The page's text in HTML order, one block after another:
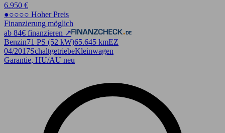
6.950 €
●○○○○ Hoher Preis
Finanzierung möglich
ab 84€ finanzieren ↗
Benzin71 PS (52 kW)65.645 kmEZ
04/2017SchaltgetriebeKleinwagen
Garantie, HU/AU neu